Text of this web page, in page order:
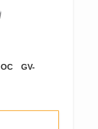
OC GV-